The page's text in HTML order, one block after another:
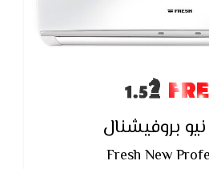
بروفيشنال
Fresh New